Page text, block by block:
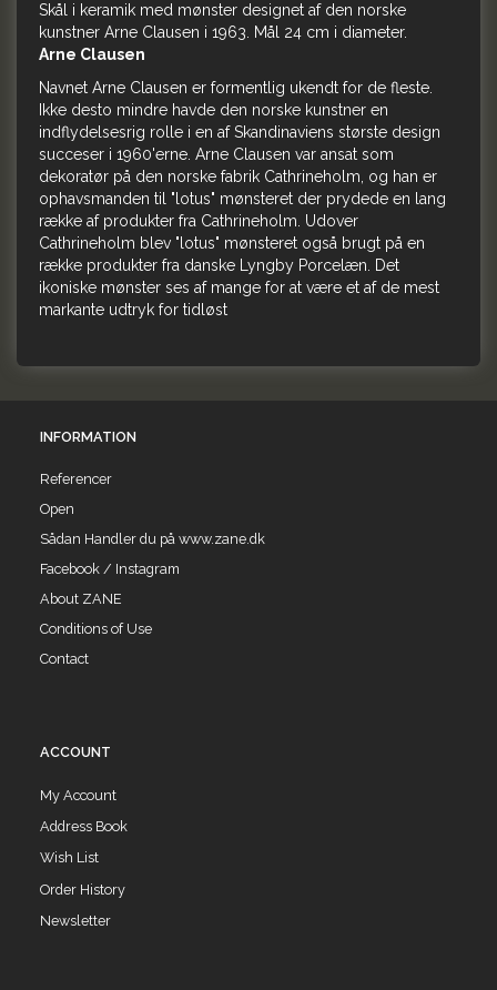
Skål i keramik med mønster designet af den norske
kunstner Arne Clausen i 1963. Mål 24 cm i diameter.
Arne Clausen
Navnet Arne Clausen er formentlig ukendt for de fleste.
Ikke desto mindre havde den norske kunstner en
indflydelsesrig rolle i en af Skandinaviens største design
succeser i 1960'erne. Arne Clausen var ansat som
dekoratør på den norske fabrik Cathrineholm, og han er
ophavsmanden til "lotus" mønsteret der prydede en lang
række af produkter fra Cathrineholm. Udover
Cathrineholm blev "lotus" mønsteret også brugt på en
række produkter fra danske Lyngby Porcelæn. Det
ikoniske mønster ses af mange for at være et af de mest
markante udtryk for tidløst
INFORMATION
Referencer
Open
Sådan Handler du på www.zane.dk
Facebook / Instagram
About ZANE
Conditions of Use
Contact
ACCOUNT
My Account
Address Book
Wish List
Order History
Newsletter